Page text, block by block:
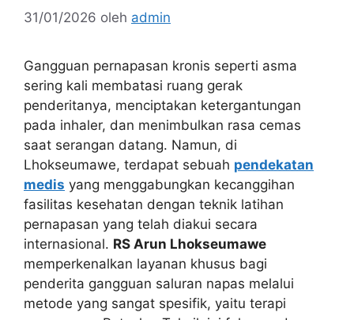
31/01/2026 oleh admin
Gangguan pernapasan kronis seperti asma
sering kali membatasi ruang gerak
penderitanya, menciptakan ketergantungan
pada inhaler, dan menimbulkan rasa cemas
saat serangan datang. Namun, di
Lhokseumawe, terdapat sebuah pendekatan
medis yang menggabungkan kecanggihan
fasilitas kesehatan dengan teknik latihan
pernapasan yang telah diakui secara
internasional. RS Arun Lhokseumawe
memperkenalkan layanan khusus bagi
penderita gangguan saluran napas melalui
metode yang sangat spesifik, yaitu terapi